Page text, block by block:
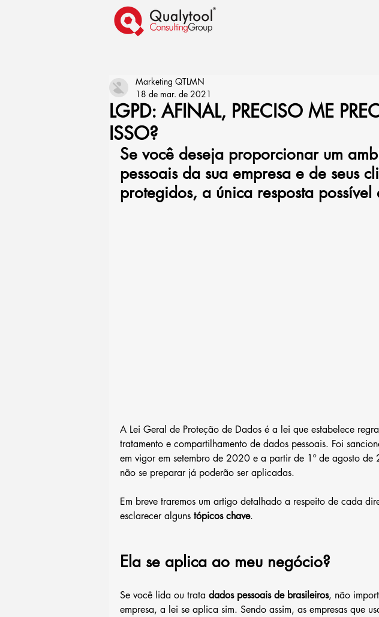
LGPD: AFINAL, PRECISO ME
ISSO?
Marketing QTLMN
18 de mar. de 2021
Se você deseja proporcionar um
pessoais da sua empresa e de seus
protegidos, a única resposta
A Lei Geral de Proteção de Dados é a lei que estabelece
tratamento e compartilhamento de dados pessoais. Foi
em vigor em setembro de 2020 e a partir de 1º de agosto
não se preparar já poderão ser aplicadas.
Em breve traremos um artigo detalhado a respeito de cada
esclarecer alguns tópicos chave.
Ela se aplica ao meu negócio?
Se você lida ou trata dados pessoais de brasileiros, não
empresa, a lei se aplica sim. Sendo assim, as empresas que